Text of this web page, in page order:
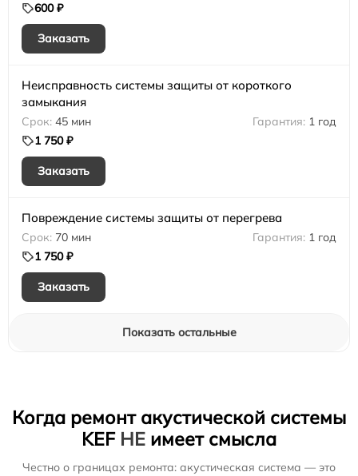
600 ₽
Заказать
Неисправность системы защиты от короткого
замыкания
45 мин
1 год
1 750 ₽
Заказать
Повреждение системы защиты от перегрева
70 мин
1 год
1 750 ₽
Заказать
Показать остальные
Когда ремонт акустической системы
KEF НЕ имеет смысла
Честно о границах ремонта: акустическая система — это